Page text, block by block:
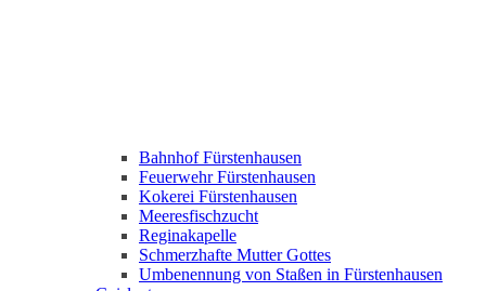
Bahnhof Fürstenhausen
Feuerwehr Fürstenhausen
Kokerei Fürstenhausen
Meeresfischzucht
Reginakapelle
Schmerzhafte Mutter Gottes
Umbenennung von Staßen in Fürstenhausen